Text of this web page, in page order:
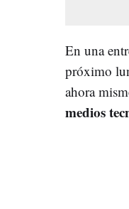
En una
próximo
ahora
medios